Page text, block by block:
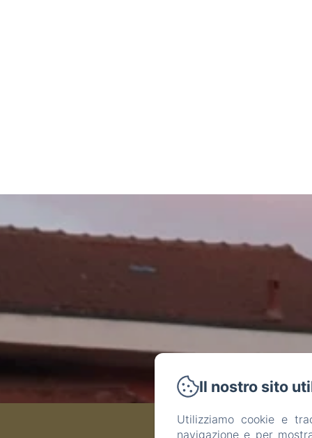
Il nostro sito
Utilizziamo cookie e
navigazione e per